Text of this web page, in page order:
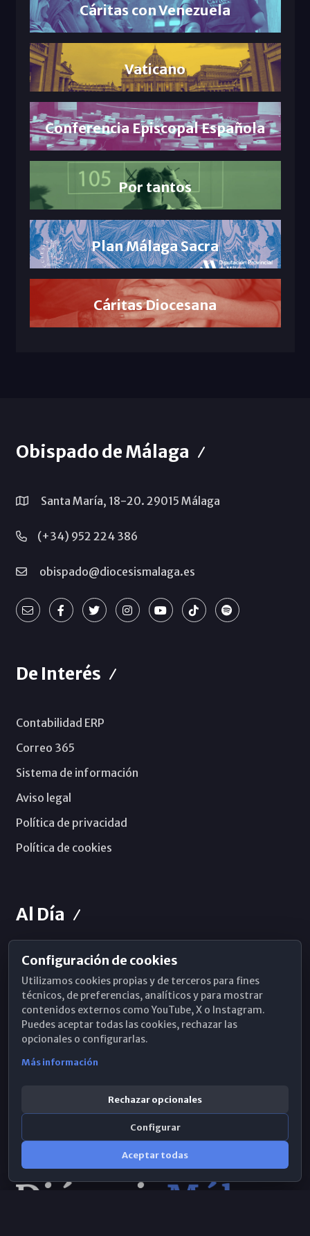
Cáritas con Venezuela
Vaticano
Conferencia Episcopal Española
Por tantos
Plan Málaga Sacra
Cáritas Diocesana
Obispado de Málaga
Santa María, 18-20. 29015 Málaga
(+34) 952 224 386
obispado@diocesismalaga.es
De Interés
Contabilidad ERP
Correo 365
Sistema de información
Aviso legal
Política de privacidad
Política de cookies
Al Día
Horarios de Misa
Hemeroteca
WhatsApp
Configuración de cookies
Utilizamos cookies propias y de terceros para fines
técnicos, de preferencias, analíticos y para mostrar
contenidos externos como YouTube, X o Instagram.
Puedes aceptar todas las cookies, rechazar las
opcionales o configurarlas.
Más información
Rechazar opcionales
Configurar
Aceptar todas